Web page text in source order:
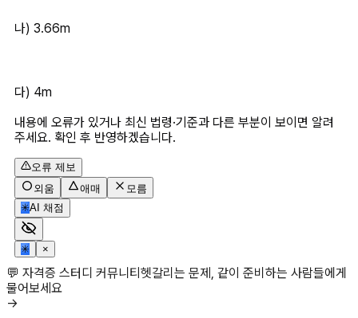
나) 3.66m
다) 4m
내용에 오류가 있거나 최신 법령·기준과 다른 부분이 보이면 알려
주세요. 확인 후 반영하겠습니다.
오류 제보
외움
애매
모름
✳AI 채점
✳ ×
💬 자격증 스터디 커뮤니티헷갈리는 문제, 같이 준비하는 사람들에게
물어보세요
→